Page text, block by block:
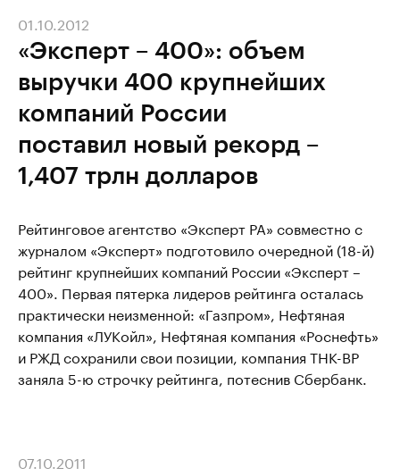
«Эксперт – 400»: объем
выручки 400 крупнейших
компаний России
поставил новый рекорд –
1,407 трлн долларов
01.10.2012
Рейтинговое агентство «Эксперт РА» совместно с
журналом «Эксперт» подготовило очередной (18-й)
рейтинг крупнейших компаний России «Эксперт –
400». Первая пятерка лидеров рейтинга осталась
практически неизменной: «Газпром», Нефтяная
компания «ЛУКойл», Нефтяная компания «Роснефть»
и РЖД сохранили свои позиции, компания ТНК-ВР
заняла 5-ю строчку рейтинга, потеснив Сбербанк.
07.10.2011